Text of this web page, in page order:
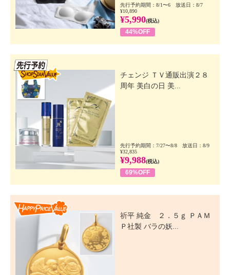
先行予約期間：8/1〜6 放送日：8/7
¥10,890
¥5,990(税込)
44%OFF
チェンジ ＴＶ通販出演２８
周年 美白の日 美...
先行予約期間：7/27〜8/8 放送日：8/9
¥32,835
¥9,988(税込)
69%OFF
祈平 純金 ２．５ｇ ＰＡＭ
Ｐ社製 バラの妖...